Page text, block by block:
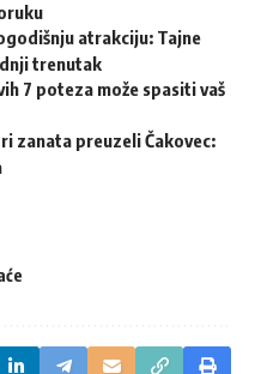
atrakciju: Tajne
trenutak
7 poteza može spasiti vaš
zanata preuzeli Čakovec: